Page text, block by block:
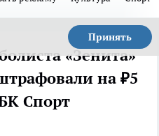
Принять
«Зенита»
на ₽5
Спорт